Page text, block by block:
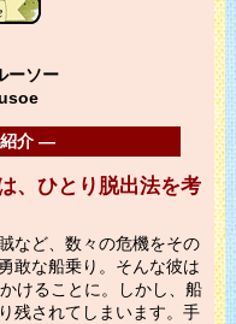
ーソー
介 ―
、ひとり脱出法を考
など、数々の危機をその
敢な船乗り。そんな彼は
けることに。しかし、船
残されてしまいます。手